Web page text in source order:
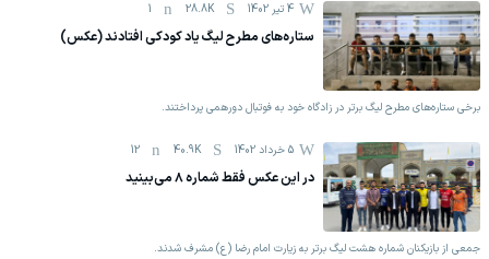
4 تیر 1402 28.8K
1
ستاره‌های مطرح لیگ یاد کودکی افتادند (عکس)
برخی ستاره‌های مطرح لیگ برتر در زادگاه خود به فوتبال دورهمی پرداختند.
5 خرداد 1402 40.9K
12
در این عکس فقط شماره ۸ می‌بینید
جمعی از بازیکنان شماره هشت لیگ برتر به زیارت امام رضا (ع) مشرف شدند.